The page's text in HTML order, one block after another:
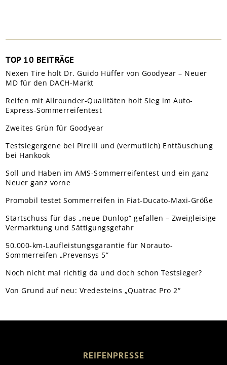
TOP 10 BEITRÄGE
Nexen Tire holt Dr. Guido Hüffer von Goodyear – Neuer
MD für den DACH-Markt
Reifen mit Allrounder-Qualitäten holt Sieg im Auto-
Express-Sommerreifentest
Zweites Grün für Goodyear
Testsiegergene bei Pirelli und (vermutlich) Enttäuschung
bei Hankook
Soll und Haben im AMS-Sommerreifentest und ein ganz
Neuer ganz vorne
Promobil testet Sommerreifen in Fiat-Ducato-Maxi-Größe
Startschuss für das „neue Dunlop“ gefallen – Zweigleisige
Vermarktung und Sättigungsgefahr
50.000-km-Laufleistungsgarantie für Norauto-
Sommerreifen „Prevensys 5”
Noch nicht mal richtig da und doch schon Testsieger?
Von Grund auf neu: Vredesteins „Quatrac Pro 2“
REIFENPRESSE